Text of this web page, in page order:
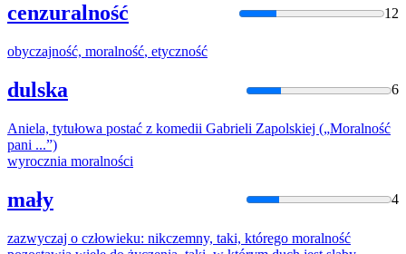
cenzuralność 12
obyczajność, moralność, etyczność
dulska 6
Aniela, tytułowa postać z komedii Gabrieli Zapolskiej („Moralność
pani ...”)
wyrocznia moralności
mały 4
zazwyczaj o człowieku: nikczemny, taki, którego moralność